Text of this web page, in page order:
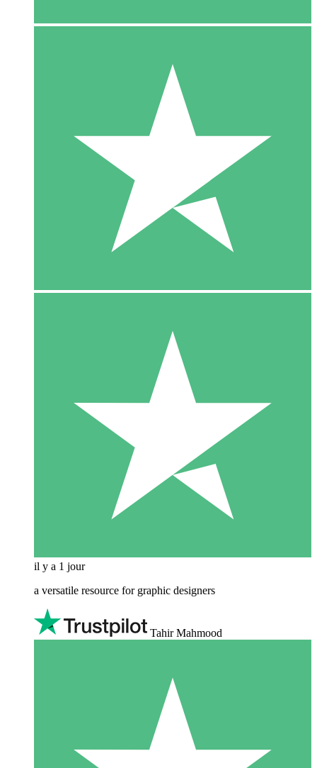
il y a 1 jour
a versatile resource for graphic designers
Tahir Mahmood